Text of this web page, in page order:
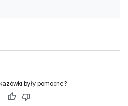
były pomocne?